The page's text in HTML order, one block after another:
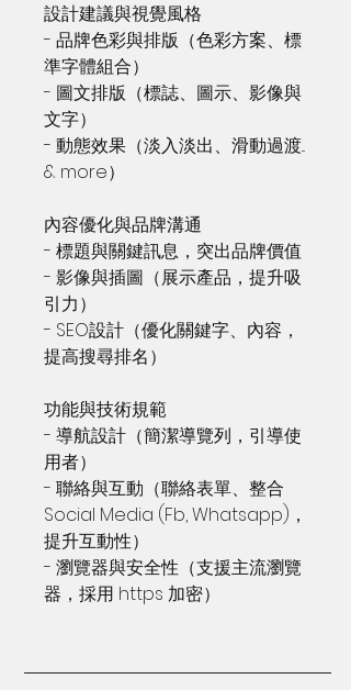
設計建議與視覺風格
- 品牌色彩與排版（色彩方案、標
準字體組合）
- 圖文排版（標誌、圖示、影像與
文字）
- 動態效果（淡入淡出、滑動過渡...
& more）
內容優化與品牌溝通
- 標題與關鍵訊息，突出品牌價值
- 影像與插圖（展示產品，提升吸
引力）
- SEO設計（優化關鍵字、內容，
提高搜尋排名）
功能與技術規範
- 導航設計（簡潔導覽列，引導使
用者）
- 聯絡與互動（聯絡表單、整合
Social Media (Fb, Whatsapp)，
提升互動性）
- 瀏覽器與安全性（支援主流瀏覽
器，採用 https 加密）